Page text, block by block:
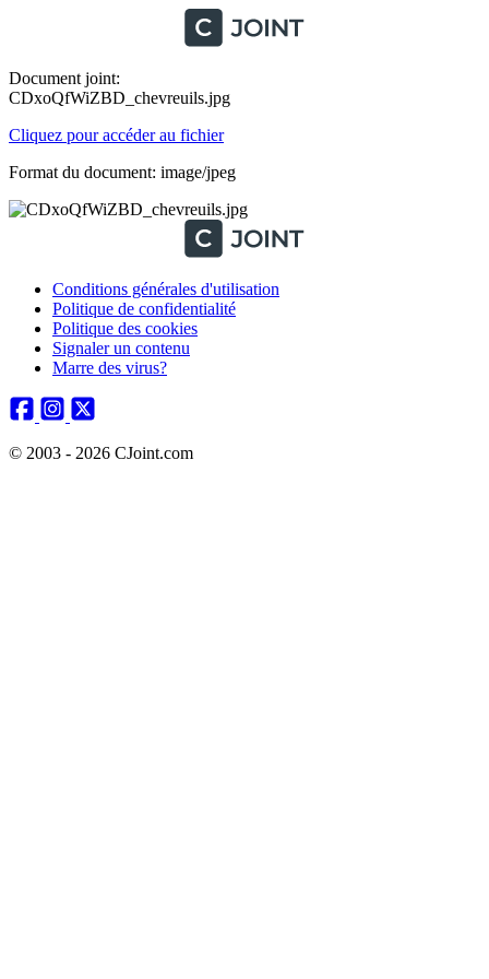
Document joint:
CDxoQfWiZBD_chevreuils.jpg
Cliquez pour accéder au fichier
Format du document: image/jpeg
Conditions générales d'utilisation
Politique de confidentialité
Politique des cookies
Signaler un contenu
Marre des virus?
© 2003 - 2026 CJoint.com